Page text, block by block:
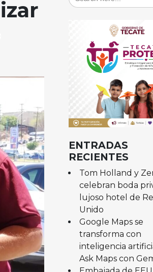
ENTRADAS
RECIENTES
Tom Holland y
celebran boda
lujoso hotel de
Unido
Google Maps se
transforma con
inteligencia
Ask Maps con